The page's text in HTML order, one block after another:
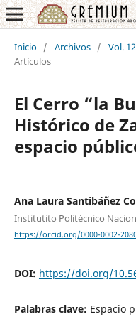
Inicio / Archivos / Vol.
Artículos
El Cerro “la
Histórico de
espacio
Ana Laura Santibáñez
Institutito Politécnico
https://orcid.org/0000-0002-
DOI: https://doi.org/
Palabras clave: Espacio